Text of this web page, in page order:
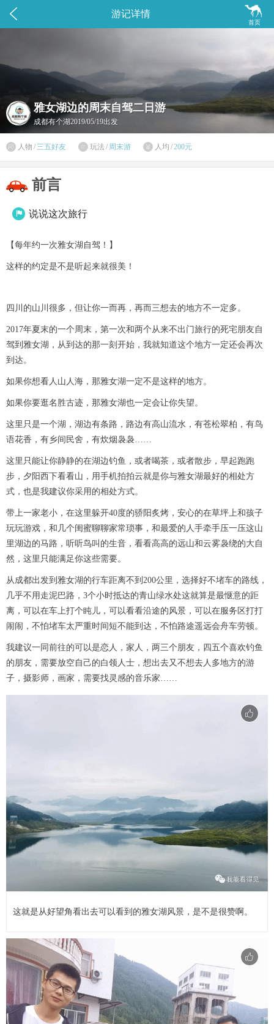
 
首页
游记详情
雅女湖边的周末自驾二日游
成都有个湖2019/05/19出发
 人物 / 三五好友 玩法 / 周末游  人均 /200元
前言
 说说这次旅行
【每年约一次雅女湖自驾！】
这样的约定是不是听起来就很美！
四川的山川很多，但让你一而再，再而三想去的地方不一定多。
2017年夏末的一个周末，第一次和两个从来不出门旅行的死宅朋友自
驾到雅女湖，从到达的那一刻开始，我就知道这个地方一定还会再次
到达。
如果你想看人山人海，那雅女湖一定不是这样的地方。
如果你要逛名胜古迹，那雅女湖也一定会让你失望。
这里只是一个湖，湖边有条路，路边有高山流水，有苍松翠柏，有鸟
语花香，有乡间民舍，有炊烟袅袅……
这里只能让你静静的在湖边钓鱼，或者喝茶，或者散步，早起跑跑
步，夕阳西下看看山，用手机拍拍云就是你与雅女湖最好的相处方
式，也是我建议你采用的相处方式。
带上一家老小，在这里躲开40度的骄阳炙烤，安心的在草坪上和孩子
玩玩游戏，和几个闺蜜聊聊家常琐事，和最爱的人手牵手压一压这山
里湖边的马路，听听鸟叫的生音，看看高高的远山和云雾袅绕的大自
然，这里只能满足你这些需要。
从成都出发到雅女湖的行车距离不到200公里，选择好不堵车的路线，
几乎不用走泥巴路，3个小时抵达的青山绿水处这就算是最惬意的距
离，可以在车上打个盹儿，可以看看沿途的风景，可以在服务区打打
闹闹，不怕堵车太严重时间短不能到达，不怕路途遥远会舟车劳顿。
我建议一同前往的可以是恋人，家人，两三个朋友，四五个喜欢钓鱼
的朋友，需要放空自己的白领人士，想出去又不想去人多地方的游
子，摄影师，画家，需要找灵感的音乐家……
这就是从好望角看出去可以看到的雅女湖风景，是不是很赞啊。